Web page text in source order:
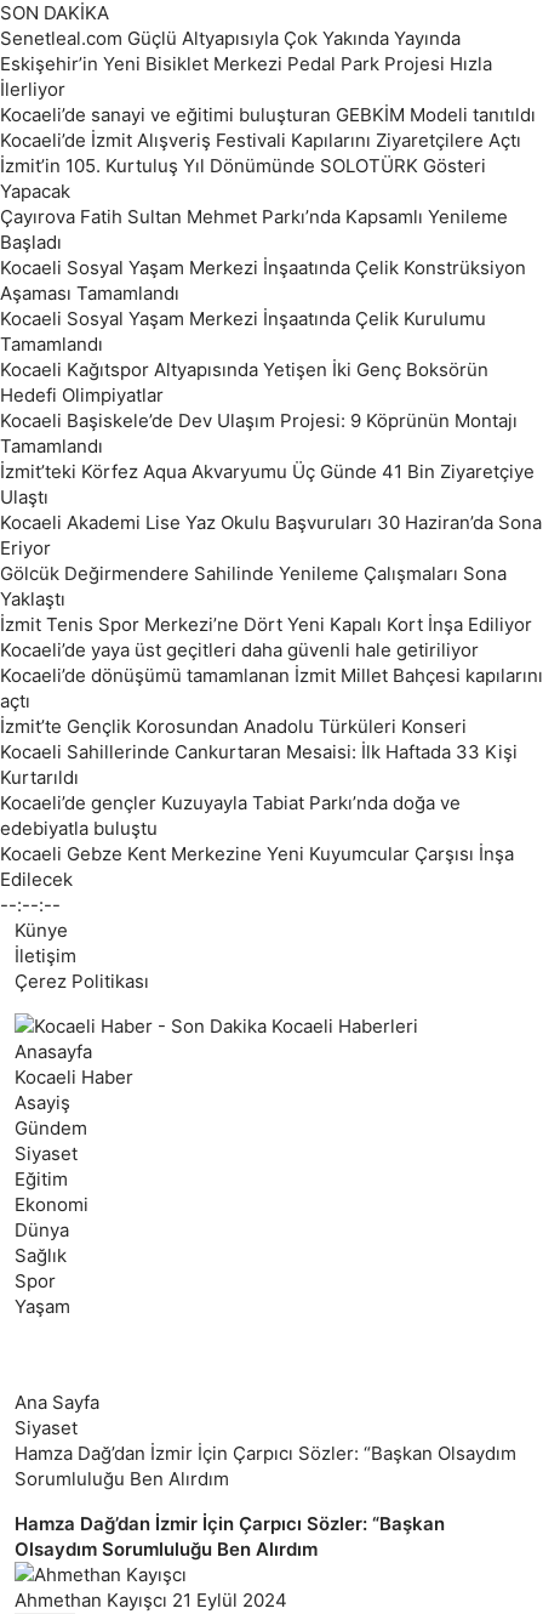
SON DAKİKA
Senetleal.com Güçlü Altyapısıyla Çok Yakında Yayında
Eskişehir’in Yeni Bisiklet Merkezi Pedal Park Projesi Hızla
İlerliyor
Kocaeli’de sanayi ve eğitimi buluşturan GEBKİM Modeli tanıtıldı
Kocaeli’de İzmit Alışveriş Festivali Kapılarını Ziyaretçilere Açtı
İzmit’in 105. Kurtuluş Yıl Dönümünde SOLOTÜRK Gösteri
Yapacak
Çayırova Fatih Sultan Mehmet Parkı’nda Kapsamlı Yenileme
Başladı
Kocaeli Sosyal Yaşam Merkezi İnşaatında Çelik Konstrüksiyon
Aşaması Tamamlandı
Kocaeli Sosyal Yaşam Merkezi İnşaatında Çelik Kurulumu
Tamamlandı
Kocaeli Kağıtspor Altyapısında Yetişen İki Genç Boksörün
Hedefi Olimpiyatlar
Kocaeli Başiskele’de Dev Ulaşım Projesi: 9 Köprünün Montajı
Tamamlandı
İzmit’teki Körfez Aqua Akvaryumu Üç Günde 41 Bin Ziyaretçiye
Ulaştı
Kocaeli Akademi Lise Yaz Okulu Başvuruları 30 Haziran’da Sona
Eriyor
Gölcük Değirmendere Sahilinde Yenileme Çalışmaları Sona
Yaklaştı
İzmit Tenis Spor Merkezi’ne Dört Yeni Kapalı Kort İnşa Ediliyor
Kocaeli’de yaya üst geçitleri daha güvenli hale getiriliyor
Kocaeli’de dönüşümü tamamlanan İzmit Millet Bahçesi kapılarını
açtı
İzmit’te Gençlik Korosundan Anadolu Türküleri Konseri
Kocaeli Sahillerinde Cankurtaran Mesaisi: İlk Haftada 33 Kişi
Kurtarıldı
Kocaeli’de gençler Kuzuyayla Tabiat Parkı’nda doğa ve
edebiyatla buluştu
Kocaeli Gebze Kent Merkezine Yeni Kuyumcular Çarşısı İnşa
Edilecek
--:--:--
Künye
İletişim
Çerez Politikası
Anasayfa
Kocaeli Haber
Asayiş
Gündem
Siyaset
Eğitim
Ekonomi
Dünya
Sağlık
Spor
Yaşam
Ana Sayfa
Siyaset
Hamza Dağ’dan İzmir İçin Çarpıcı Sözler: “Başkan Olsaydım
Sorumluluğu Ben Alırdım
Hamza Dağ’dan İzmir İçin Çarpıcı Sözler: “Başkan
Olsaydım Sorumluluğu Ben Alırdım
Ahmethan Kayışcı 21 Eylül 2024